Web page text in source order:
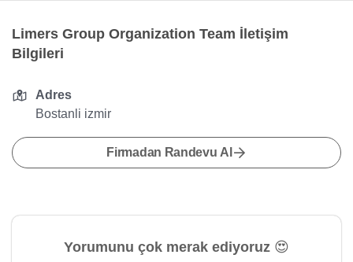
Limers Group Organization Team İletişim
Bilgileri
Adres
Bostanli izmir
Firmadan Randevu Al
Yorumunu çok merak ediyoruz 😍